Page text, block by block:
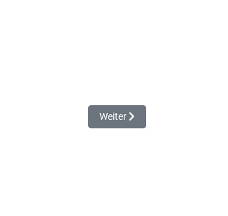
Nächster Beitrag:
Weiter